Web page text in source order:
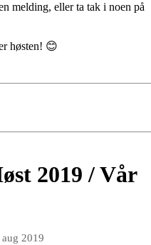
melding, eller ta tak i noen på
høsten! 😊
2019 / Vår
aug 2019